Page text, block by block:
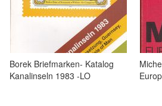
Borek Briefmarken- Katalog
Kanalinseln 1983 -LO